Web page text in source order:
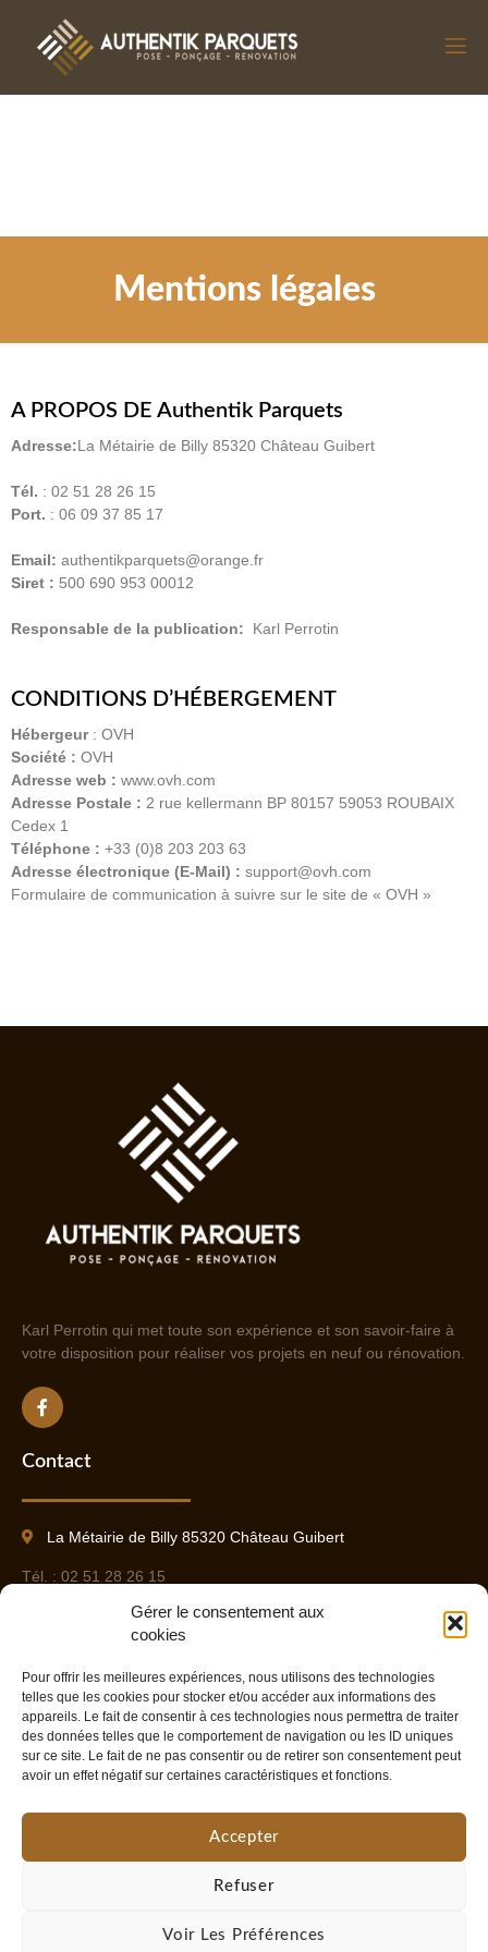
Gérer le consentement aux
cookies
Pour offrir les meilleures expériences, nous utilisons des technologies
telles que les cookies pour stocker et/ou accéder aux informations des
appareils. Le fait de consentir à ces technologies nous permettra de traiter
des données telles que le comportement de navigation ou les ID uniques
sur ce site. Le fait de ne pas consentir ou de retirer son consentement peut
avoir un effet négatif sur certaines caractéristiques et fonctions.
Accepter
Refuser
Voir Les Préférences
Mentions légales
A PROPOS DE Authentik Parquets
Adresse:La Métairie de Billy 85320 Château Guibert
Tél. : 02 51 28 26 15
Port. : 06 09 37 85 17
Email: authentikparquets@orange.fr
Siret : 500 690 953 00012
Responsable de la publication: Karl Perrotin
CONDITIONS D’HÉBERGEMENT
Hébergeur : OVH
Société : OVH
Adresse web : www.ovh.com
Adresse Postale : 2 rue kellermann BP 80157 59053 ROUBAIX
Cedex 1
Téléphone : +33 (0)8 203 203 63
Adresse électronique (E-Mail) : support@ovh.com
Formulaire de communication à suivre sur le site de « OVH »
Karl Perrotin qui met toute son expérience et son savoir-faire à
votre disposition pour réaliser vos projets en neuf ou rénovation.
Contact
La Métairie de Billy 85320 Château Guibert
Tél. : 02 51 28 26 15
Port. : 06 09 37 85 17
Contact
Liens utiles
Mentions légales